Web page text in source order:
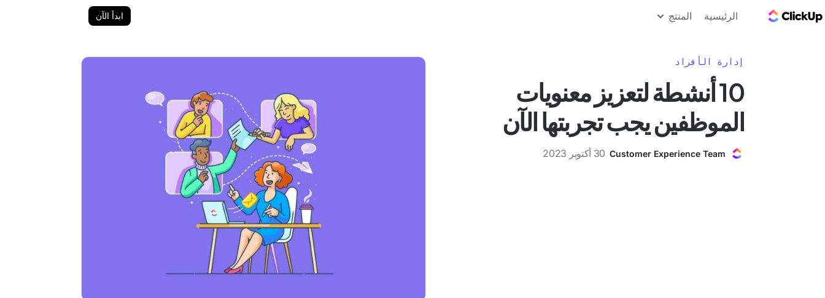
الرئيسية المنتج ابدأ الآن
إدارة الأفراد
10 أنشطة لتعزيز معنويات
الموظفين يجب تجربتها الآن
Customer Experience Team 30 أكتوبر 2023